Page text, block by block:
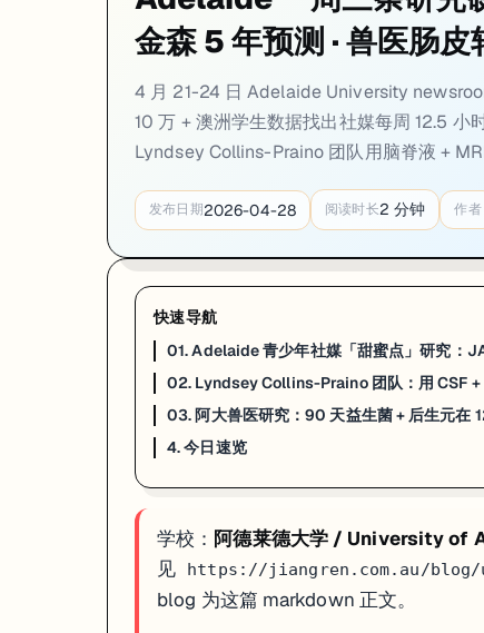
核心发现是：社媒时长和青少年福祉之间不是单调关系，而是一条
对走 Public Health / Psychology / Social Work 方向的国际学生，
Adelaide University Newsroom · 2026-04-24
02. Lyndsey Collins-Praino 团队：用 CSF +
：Adelaide University 健康与医学院 4 月 22 日发布两篇配套
Adelaide University 健康与医学院 4 月 22 日同步发布两篇配套研究
Collins-Praino 的判断很直接：在两项研究里，加入生物标志物相比
团队下一步计划把血液标志物 + 神经影像 + 生活史一起放进模型，
Adelaide University Newsroom · 2026-04-22
03. 阿大兽医研究：90 天益生菌 + 后生元在 12
Adelaide University 4 月 21 日宣布一项兽医微生物组研究：研究团
90 天每日补充后，金毛肠道和皮肤样本里都检出了显著增加的有益
走 Veterinary Science、Animal Science、Food and Nutrition 方向
金森 5 年预测 · 兽医肠皮
4 月 21-24 日 Adelaide University
10 万 + 澳洲学生数据找出社媒每周 12.5
Lyndsey Collins-Praino 团队用脑脊液 +
发布日期2026-04-28 阅读时长2 分钟 作者
快速导航
01. Adelaide 青少年社媒「甜蜜点」研究：
02. Lyndsey Collins-Praino 团队：用 CSF +
03. 阿大兽医研究：90 天益生菌 + 后生元在
4. 今日速览
学校： 阿德莱德大学 / University of
见
https://jiangren.com.au/blog/
blog 为这篇 markdown 正文。